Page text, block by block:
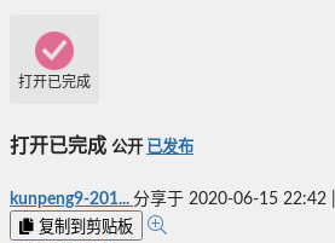
打开已完成
打开已完成 公开 已发布
kunpeng9-201... 分享于 2020-06-15 22:42
复制到剪贴板